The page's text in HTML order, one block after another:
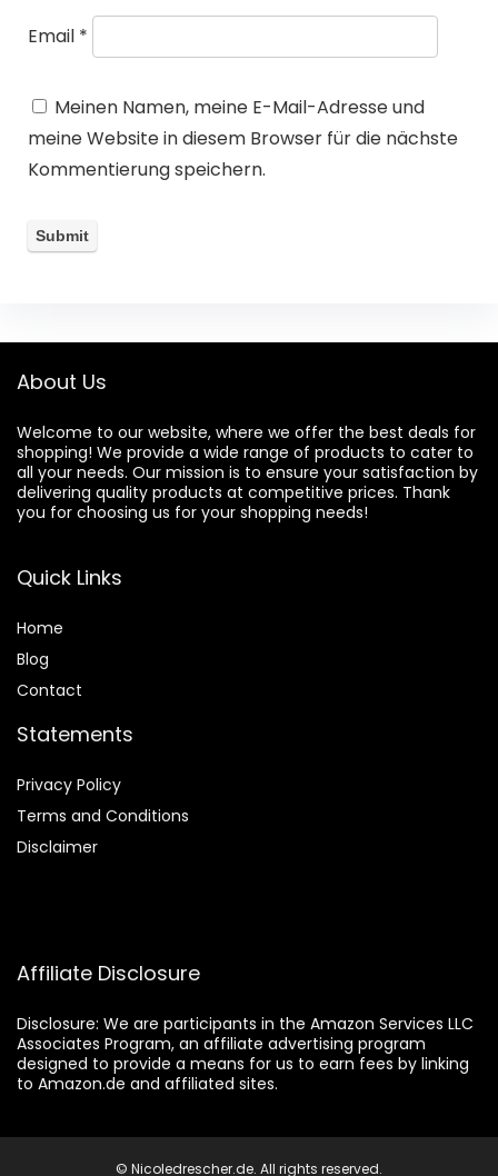
Email *
Meinen Namen, meine E-Mail-Adresse und
meine Website in diesem Browser für die nächste
Kommentierung speichern.
About Us
Welcome to our website, where we offer the best deals for
shopping! We provide a wide range of products to cater to
all your needs. Our mission is to ensure your satisfaction by
delivering quality products at competitive prices. Thank
you for choosing us for your shopping needs!
Quick Links
Home
Blog
Contact
Statements
Privacy Policy
Terms and Conditions
Disclaimer
Affiliate Disclosure
Disclosure: We are participants in the Amazon Services LLC
Associates Program, an affiliate advertising program
designed to provide a means for us to earn fees by linking
to Amazon.de and affiliated sites.
© Nicoledrescher.de. All rights reserved.